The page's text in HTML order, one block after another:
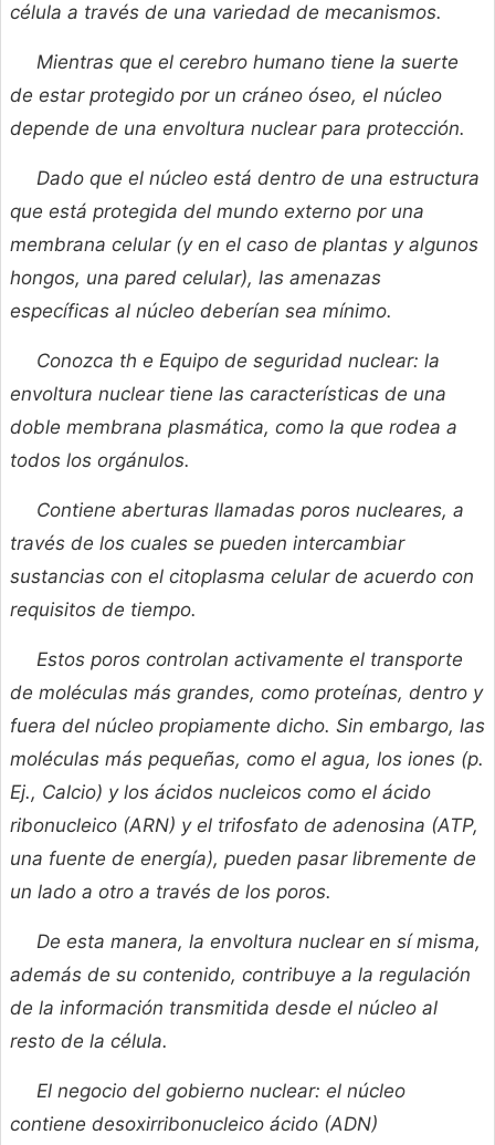
célula a través de una variedad de mecanismos.
Mientras que el cerebro humano tiene la suerte
de estar protegido por un cráneo óseo, el núcleo
depende de una envoltura nuclear para protección.
Dado que el núcleo está dentro de una estructura
que está protegida del mundo externo por una
membrana celular (y en el caso de plantas y algunos
hongos, una pared celular), las amenazas
específicas al núcleo deberían sea mínimo.
Conozca th e Equipo de seguridad nuclear: la
envoltura nuclear tiene las características de una
doble membrana plasmática, como la que rodea a
todos los orgánulos.
Contiene aberturas llamadas poros nucleares, a
través de los cuales se pueden intercambiar
sustancias con el citoplasma celular de acuerdo con
requisitos de tiempo.
Estos poros controlan activamente el transporte
de moléculas más grandes, como proteínas, dentro y
fuera del núcleo propiamente dicho. Sin embargo, las
moléculas más pequeñas, como el agua, los iones (p.
Ej., Calcio) y los ácidos nucleicos como el ácido
ribonucleico (ARN) y el trifosfato de adenosina (ATP,
una fuente de energía), pueden pasar libremente de
un lado a otro a través de los poros.
De esta manera, la envoltura nuclear en sí misma,
además de su contenido, contribuye a la regulación
de la información transmitida desde el núcleo al
resto de la célula.
El negocio del gobierno nuclear: el núcleo
contiene desoxirribonucleico ácido (ADN)